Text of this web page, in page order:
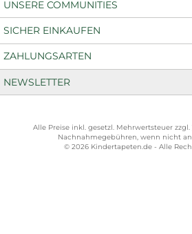
UNSERE COMMUNITIES
SICHER EINKAUFEN
ZAHLUNGSARTEN
NEWSLETTER
Alle Preise inkl. gesetzl. Mehrwertsteuer zzgl.
Nachnahmegebühren, wenn nicht
© 2026 Kindertapeten.de - Alle